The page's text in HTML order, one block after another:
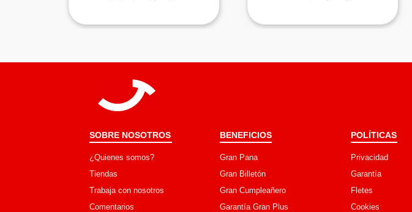
SOBRE NOSOTROS
¿Quienes somos?
Tiendas
Trabaja con nosotros
Comentarios
BENEFICIOS
Gran Pana
Gran Billetón
Gran Cumpleañero
Garantía Gran Plus
POLÍTICAS
Privacidad
Garantía
Fletes
Cookies